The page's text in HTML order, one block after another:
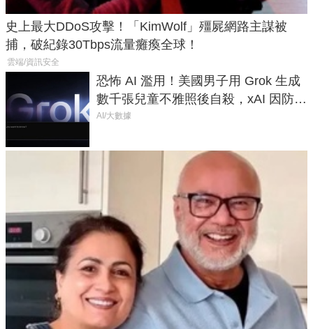
史上最大DDoS攻擊！「KimWolf」殭屍網路主謀被
捕，破紀錄30Tbps流量癱瘓全球！
雲端/資訊安全
恐怖 AI 濫用！美國男子用 Grok 生成
數千張兒童不雅照後自殺，xAI 因防護
失靈與不配合警方遭起訴
AI/大數據